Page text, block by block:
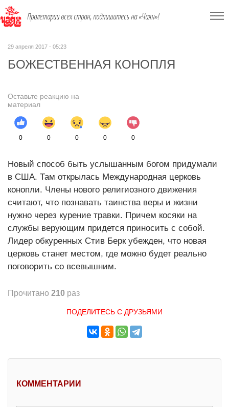
Пролетарии всех стран, подпишитесь на «Чаян»!
29 апреля 2017 - 05:23
БОЖЕСТВЕННАЯ КОНОПЛЯ
Оставьте реакцию на
материал
0 0 0 0 0
Новый способ быть услышанным богом придумали
в США. Там открылась Международная церковь
конопли. Члены нового религиозного движения
считают, что познавать таинства веры и жизни
нужно через курение травки. Причем косяки на
службы верующим придется приносить с собой.
Лидер обкуренных Стив Берк убежден, что новая
церковь станет местом, где можно будет реально
поговорить со всевышним.
Прочитано 210 раз
ПОДЕЛИТЕСЬ С ДРУЗЬЯМИ
КОММЕНТАРИИ